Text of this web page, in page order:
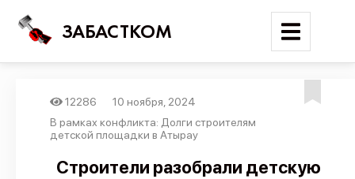
ЗАБАСТКОМ
Войти
Поиск
12286
10 ноября, 2024
В рамках конфликта: Долги строителям
детской площадки в Атырау
Строители разобрали детскую